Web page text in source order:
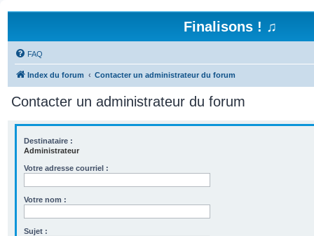
Finalisons ! ♫
FAQ
Index du forum Contacter un administrateur du forum
Contacter un administrateur du forum
Destinataire :
Administrateur
Votre adresse courriel :
Votre nom :
Sujet :